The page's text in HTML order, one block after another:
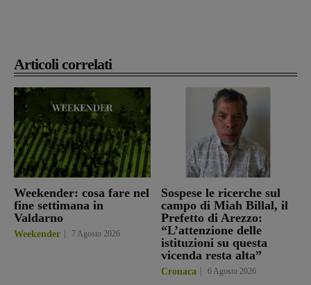
Articoli correlati
Weekender: cosa fare nel
fine settimana in
Valdarno
Weekender 7 Agosto 2026
Sospese le ricerche sul
campo di Miah Billal, il
Prefetto di Arezzo:
“L’attenzione delle
istituzioni su questa
vicenda resta alta”
Cronaca 6 Agosto 2026